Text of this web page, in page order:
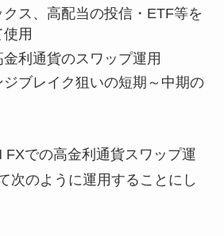
ス、高配当の投信・ETF等を
用
金利通貨のスワップ運用
ジブレイク狙いの短期～中期の
FXでの高金利通貨スワップ運
次のように運用することにし